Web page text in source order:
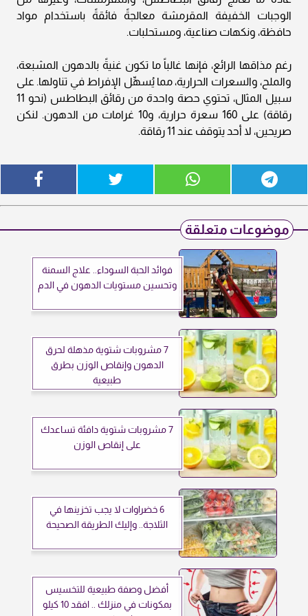
الوجبات الخفيفة المقرمشة معالجةً فائقةً باستخدام مواد
حافظة، ونكهات صناعية، ومستحلبات.
رغم مذاقها الرائع، فإنها غالباً ما تكون غنيةً بالدهون المشبعة،
والملح، والسعرات الحرارية، مما يُسهِّل الإفراط في تناولها. على
سبيل المثال، تحتوي حصة واحدة من رقائق البطاطس (نحو 11
رقاقة) على 160 سعرة حرارية، و10 غرامات من الدهون. لنكن
صريحين، لا أحد يتوقف عند 11 رقاقة.
موضوعات متعلقة
فوائد الحبة السوداء.. علاج السمنة
وتحسين مستويات الدهون في الدم
7 مشروبات شتوية مذهلة لحرق
الدهون وإنقاص الوزن بطرق
طبيعية
7 مشروبات شتوية دافئة تساعدك
على إنقاص الوزن
6 خضراوات لا يجب تخزينها في
الثلاجة.. وإليك الطريقة الصحيحة
أفضل وصفة طبيعية للتخسيس
بمكونات في منزلك .. افقد 10 كيلو